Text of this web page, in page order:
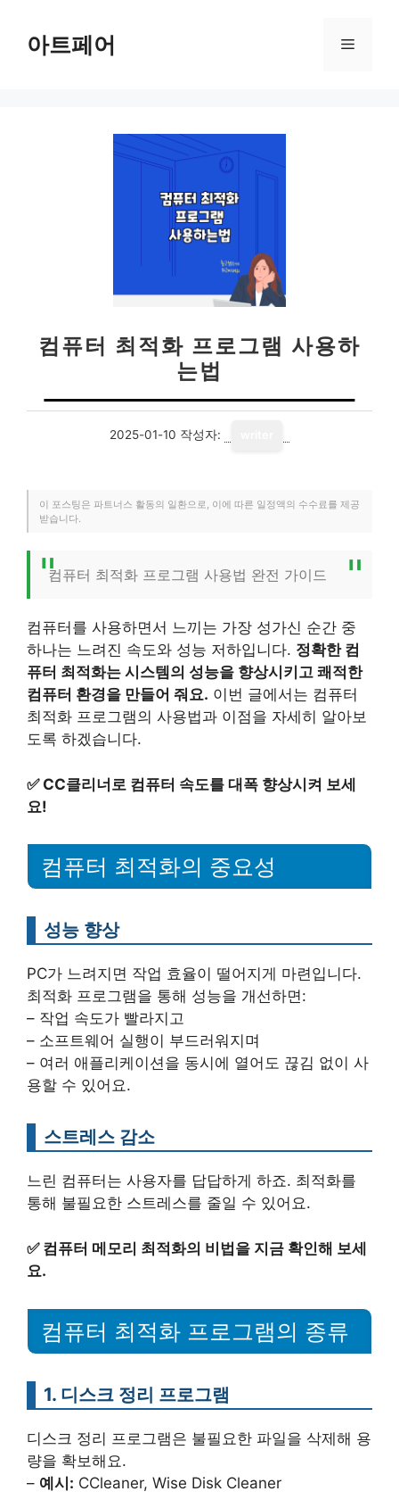
아트페어 메
컴퓨터 최적화 프로그램 사용하
는법
2025-01-10 작성자:
이 포스팅은 파트너스 활동의 일환으로, 이에 따른 일정액의 수수료를 제공
받습니다.
컴퓨터 최적화 프로그램 사용법 완전 가이드
컴퓨터를 사용하면서 느끼는 가장 성가신 순간 중
하나는 느려진 속도와 성능 저하입니다. 정확한 컴
퓨터 최적화는 시스템의 성능을 향상시키고 쾌적한
컴퓨터 환경을 만들어 줘요. 이번 글에서는 컴퓨터
최적화 프로그램의 사용법과 이점을 자세히 알아보
도록 하겠습니다.
✅ CC클리너로 컴퓨터 속도를 대폭 향상시켜 보세
요!
컴퓨터 최적화의 중요성
성능 향상
PC가 느려지면 작업 효율이 떨어지게 마련입니다.
최적화 프로그램을 통해 성능을 개선하면:
– 작업 속도가 빨라지고
– 소프트웨어 실행이 부드러워지며
– 여러 애플리케이션을 동시에 열어도 끊김 없이 사
용할 수 있어요.
스트레스 감소
느린 컴퓨터는 사용자를 답답하게 하죠. 최적화를
통해 불필요한 스트레스를 줄일 수 있어요.
✅ 컴퓨터 메모리 최적화의 비법을 지금 확인해 보세
요.
컴퓨터 최적화 프로그램의 종류
1. 디스크 정리 프로그램
디스크 정리 프로그램은 불필요한 파일을 삭제해 용
량을 확보해요.
– 예시: CCleaner, Wise Disk Cleaner